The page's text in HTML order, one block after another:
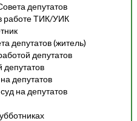
депутатов
работе ТИК/УИК
депутатов (житель)
депутатов
депутатов
депутатов
на депутатов